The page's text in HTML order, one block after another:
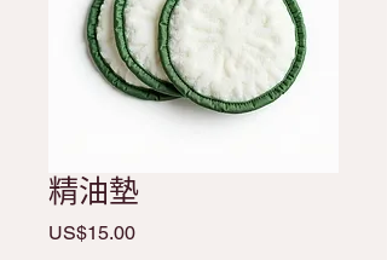
精油墊
US$15.00Price